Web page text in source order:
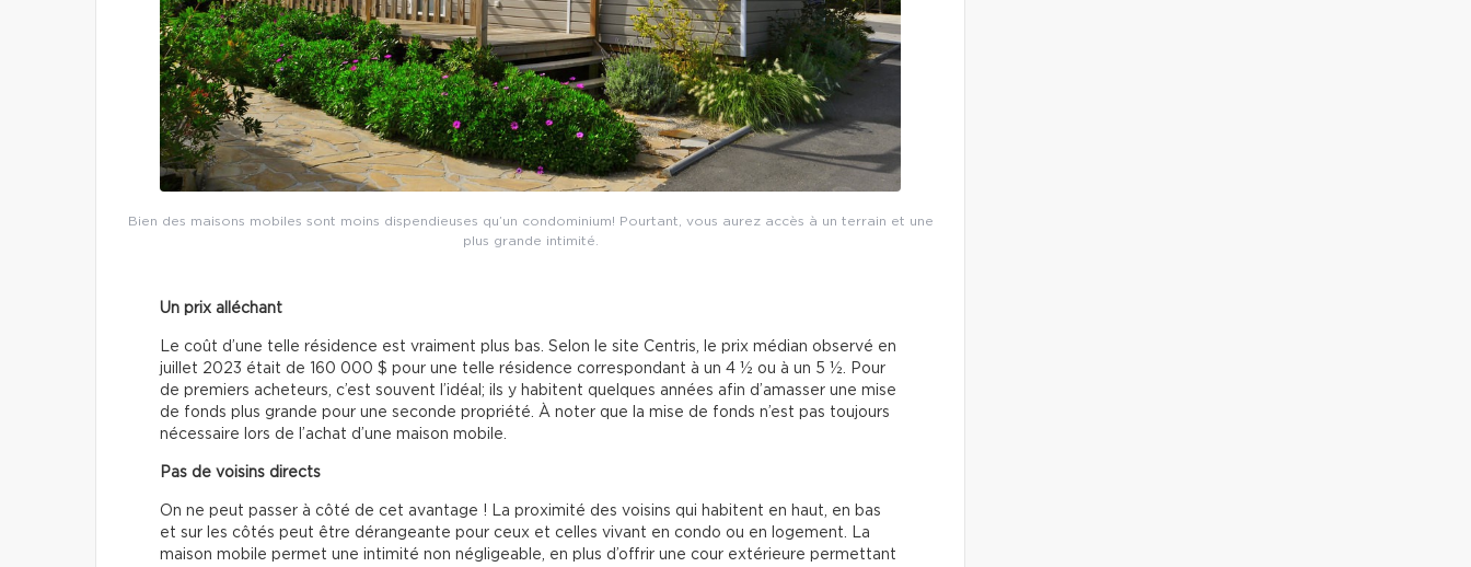
Bien des maisons mobiles sont moins dispendieuses qu’un condominium! Pourtant, vous aurez accès à un terrain et une
plus grande intimité.
Un prix alléchant
Le coût d’une telle résidence est vraiment plus bas. Selon le site Centris, le prix médian observé en
juillet 2023 était de 160 000 $ pour une telle résidence correspondant à un 4 ½ ou à un 5 ½. Pour
de premiers acheteurs, c’est souvent l’idéal; ils y habitent quelques années afin d’amasser une mise
de fonds plus grande pour une seconde propriété. À noter que la mise de fonds n’est pas toujours
nécessaire lors de l’achat d’une maison mobile.
Pas de voisins directs
On ne peut passer à côté de cet avantage ! La proximité des voisins qui habitent en haut, en bas
et sur les côtés peut être dérangeante pour ceux et celles vivant en condo ou en logement. La
maison mobile permet une intimité non négligeable, en plus d’offrir une cour extérieure permettant